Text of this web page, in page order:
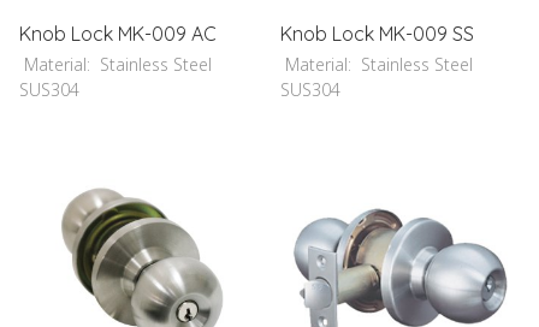
Knob Lock MK-009 AC
Material: Stainless Steel
SUS304
Knob Lock MK-009 SS
Material: Stainless Steel
SUS304